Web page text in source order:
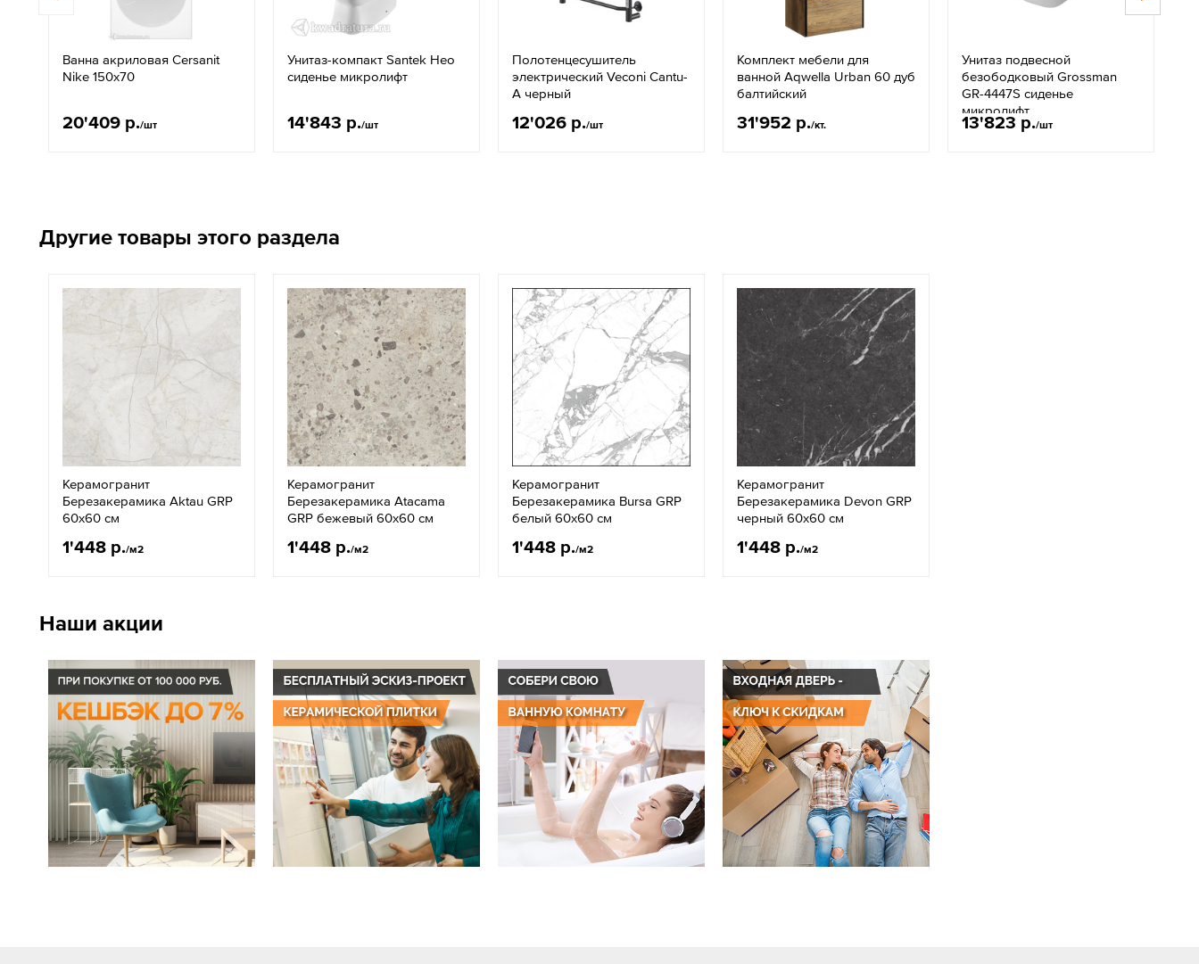
Ванна акриловая Cersanit
Nike 150x70
20'409 р./шт
Унитаз-компакт Santek Нео
сиденье микролифт
14'843 р./шт
Полотенцесушитель
электрический Veconi Cantu-
A черный
12'026 р./шт
Комплект мебели для
ванной Aqwella Urban 60 дуб
балтийский
31'952 р./кт.
Унитаз подвесной
безободковый Grossman
GR-4447S сиденье
микролифт
13'823 р./шт
Другие товары этого раздела
Керамогранит
Березакерамика Aktau GRP
60x60 см
1'448 р./м2
Керамогранит
Березакерамика Atacama
GRP бежевый 60x60 см
1'448 р./м2
Керамогранит
Березакерамика Bursa GRP
белый 60x60 см
1'448 р./м2
Керамогранит
Березакерамика Devon GRP
черный 60x60 см
1'448 р./м2
Наши акции